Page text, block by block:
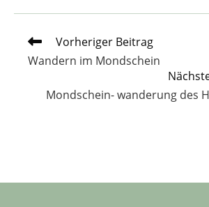
Weitere
Artikel
ansehen
Vorheriger Beitrag
Wandern im Mondschein
Mondschein- wanderung des